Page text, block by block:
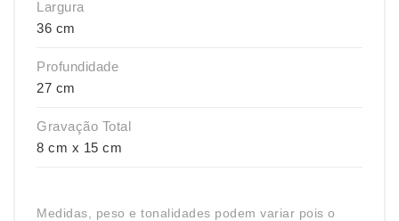
Largura
36 cm
Profundidade
27 cm
Gravação Total
8 cm x 15 cm
Medidas, peso e tonalidades podem variar pois o